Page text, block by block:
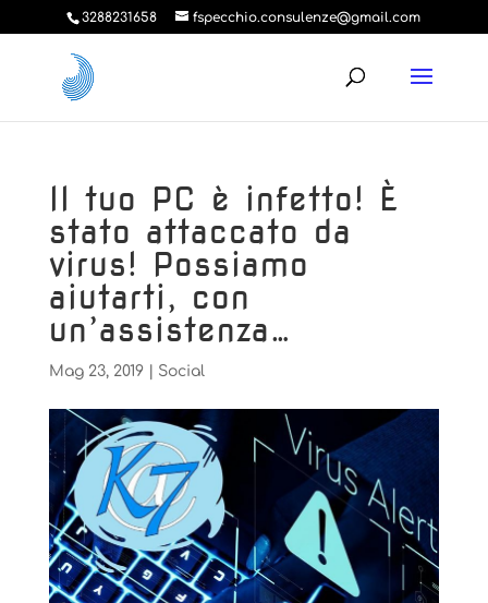
3288231658 fspecchio.consulenze@gmail.com
Il tuo PC è infetto! È
stato attaccato da
virus! Possiamo
aiutarti, con
un’assistenza…
Mag 23, 2019| Social